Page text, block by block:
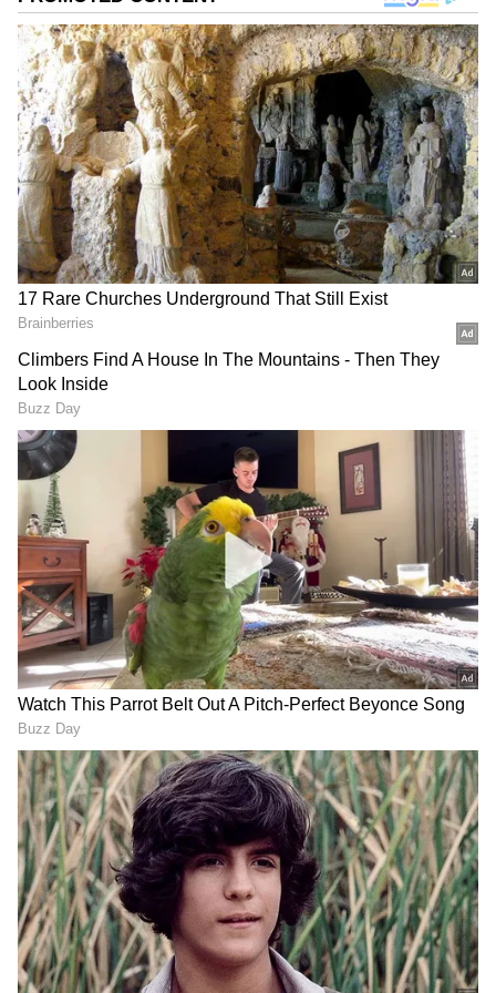
ನವೆಂಬರ್ 1ರಿಂದ 15ರ ತನಕ ನಿತ್ಯ 2,600 ಕ್ಯೂಸೆಕ್‌ ಕಾವೇರಿ
ನದಿ ನೀರನ್ನು ತಮಿಳುನಾಡಿಗೆ ಹರಿಸಬೇಕು ಎಂಬ ಕಾವೇರಿ
ನೀರು ನಿಯಂತ್ರಣಾ ಸಮಿತಿ ಆದೇಶವನ್ನು ಒಪ್ಪದ ಕರ್ನಾಟಕ,
ತಮಿಳುನಾಡಿಗೆ ನೀರು ಬಿಡುಗಡೆ ಸಾಧ್ಯವಿಲ್ಲ ಎಂದು ವಾದ
ಮಾಡಿತ್ತು. ಕೆಆರ್‌ಎಸ್‌ ಒಳಹರಿವು ಸಂಪೂರ್ಣ
ಶೂನ್ಯವಾಗಿದೆ. ಎಲ್ಲ ಜಲಾಶಯಗಳು ಸೇರಿ 51 ಟಿಎಂಸಿ ನೀರು
ಮಾತ್ರ ಲಭ್ಯವಿದೆ. ಕುಡಿಯುವುದಕ್ಕೂ ನೀರಿನ ಕೊರತೆ
ಉಂಟಾಗಲಿರುವುದರಿಂದ ಮಿಕ್ಕಿರುವ ನೀರನ್ನು ಸಂರಕ್ಷಣೆ
ಮಾಡಿಕೊಳ್ಳಲೇಬೇಕಾಗಿದ್ದು, ನೀರು ಬಿಡುಗಡೆ ಸಾಧ್ಯವಿಲ್ಲ
ಎಂದು ವಾದಿಸಿತು.
ಆದರೆ, ನವೆಂಬರ್ 1 ರಿಂದ ನವೆಂಬರ್ 23ರವರೆಗೂ ನಿತ್ಯ
2,600 ಕ್ಯೂಸೆಕ್ಸ್ ನೀರನ್ನು ತಮಿಳುನಾಡಿಗೆ ಬಿಡುಗಡೆ
ಮಾಡಬೇಕೆಂದು ಕರ್ನಾಟಕಕ್ಕೆ ಸೂಚಿಸಿದ ಪ್ರಾಧಿಕಾರ,
ತಮಿಳುನಾಡು ವಿರೋಧದ ನಡುವೆ ಮೇಕೆದಾಟು ಯೋಜನೆ
ಕುರಿತು ಚರ್ಚೆಯನ್ನು ಒಪ್ಪಿಕೊಂಡಿತು.
ಸರ್ಕಾರಗಳ ಎಡವಟ್ಟುಗಳಿಂದ ಕಾವೇರಿ ಸಮಸ್ಯೆ ಜೀವಂತ:
ಎಚ್.ವಿಶ್ವನಾಥ್
DOWNLOAD APP
ಕರ್ನಾಟಕ, ಭಾರತ (India News) ಮತ್ತು ಜಗತ್ತಿನ
ಕ್ಷಣಕ್ಷಣದ ಕನ್ನಡ ಸುದ್ದಿ (
ಅಪ್ಡೇಟ್‌ಗಳಿಗಾಗಿ ಏಷ್ಯಾನೆಟ್ ಸುವರ್ಣ ನ್ಯೂಸ್‌ ಫಾಲೋ
ಮಾಡಿ. ಬ್ರೇಕಿಂಗ್ ಸುದ್ದಿ (
Latest Kannada News
ವಿಶೇಷ ವರದಿಗಳು ಮತ್ತು ನೇರ ಪ್ರಸಾರಗಳೊಂದಿಗೆ
(kannada news live) ಸಂಪೂರ್ಣ ಮಾಹಿತಿ ಒಂದೇ
ಕ್ಲಿಕ್‌ನಲ್ಲಿ ಲಭ್ಯ. ಏಷ್ಯಾನೆಟ್ ಸುವರ್ಣ ನ್ಯೂಸ್ ಅಧಿಕೃತ
ಆ್ಯಪ್ ಡೌನ್‌ಲೋಡ್ ಮಾಡಿ ಹಾಗು ಎಲ್ಲಾ ಅಪ್‌ಡೇಟ್
ಗಳನ್ನು ಪಡೆಯಿರಿ